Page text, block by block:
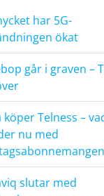
har 5G-
ökat
går i graven –
köper Telness –
nu med
slutar med